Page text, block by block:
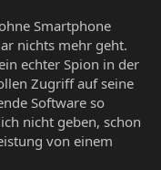
Smartphone
nichts mehr geht.
echter Spion in der
Zugriff auf seine
Software so
nicht geben, schon
von einem